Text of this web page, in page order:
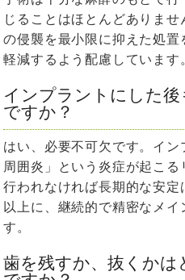
じることはほとんどありま
の侵襲を最小限に抑えた処
軽減するよう配慮しています。
インプラントにした
ですか？
はい、必要不可欠です。イン
周囲炎」という炎症が起こ
行われなければ長期的な安
以上に、継続的で精密なメイ
す。
歯を残すか、抜くか